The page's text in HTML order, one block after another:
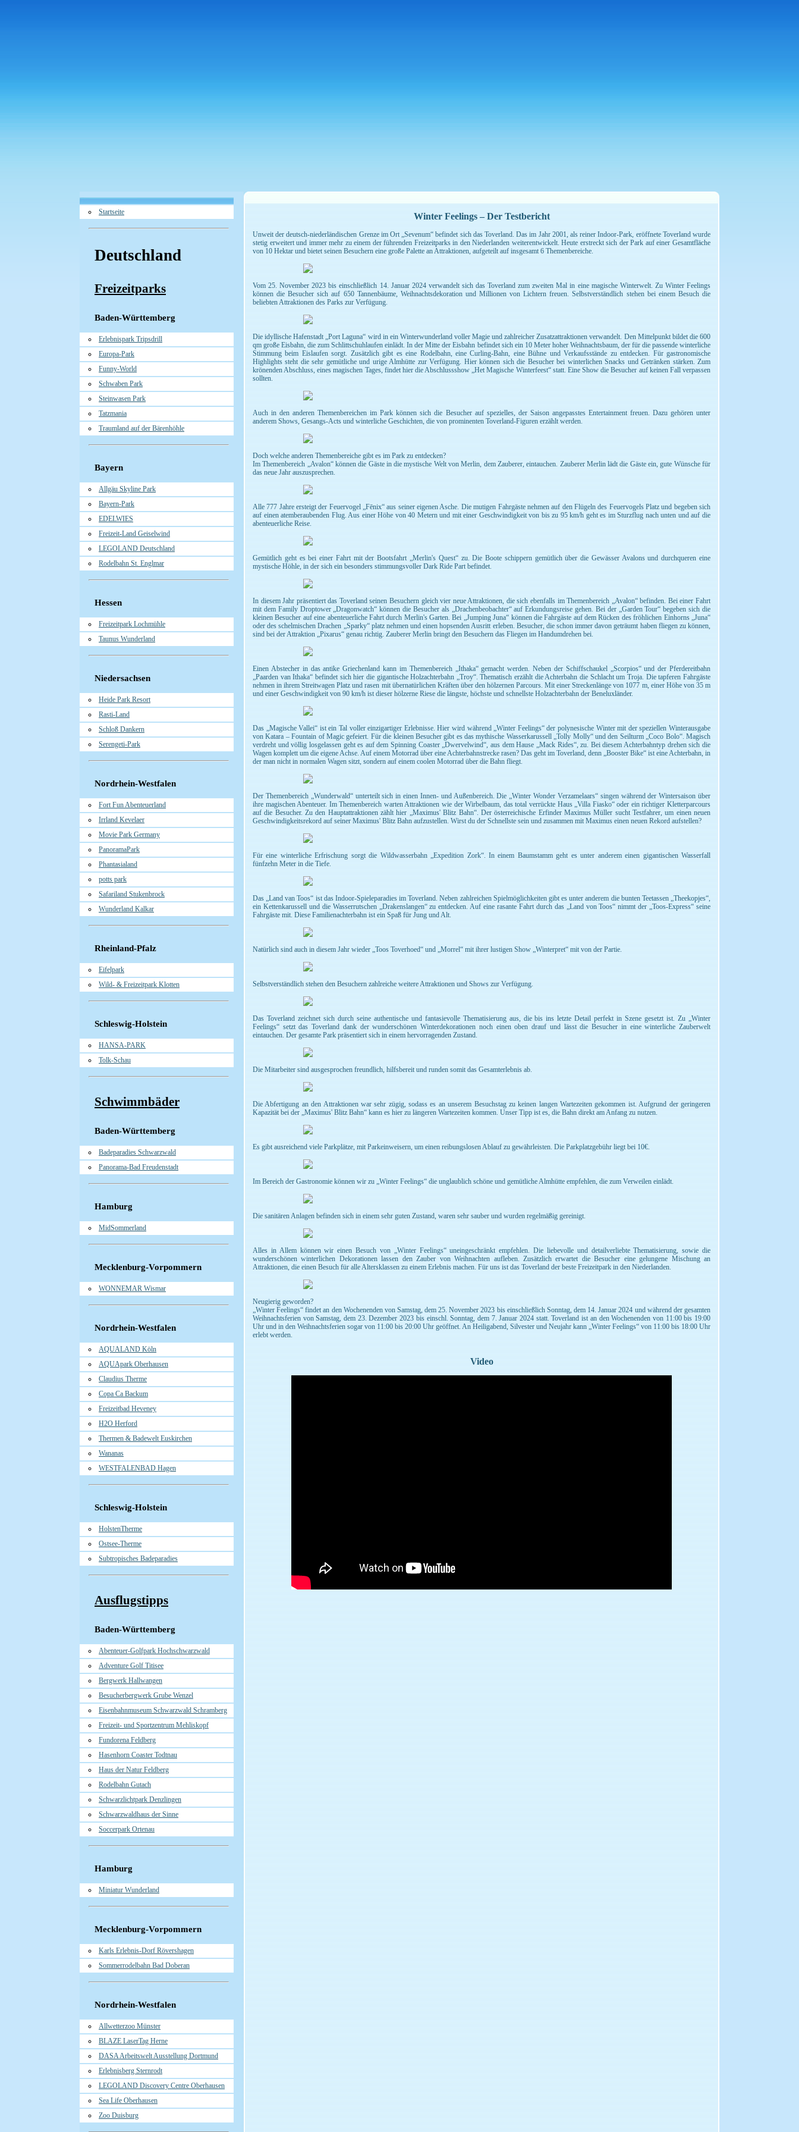
Startseite
Deutschland
Freizeitparks
Baden-Württemberg
Erlebnispark Tripsdrill
Europa-Park
Funny-World
Schwaben Park
Steinwasen Park
Tatzmania
Traumland auf der Bärenhöhle
Bayern
Allgäu Skyline Park
Bayern-Park
EDELWIES
Freizeit-Land Geiselwind
LEGOLAND Deutschland
Rodelbahn St. Englmar
Hessen
Freizeitpark Lochmühle
Taunus Wunderland
Niedersachsen
Heide Park Resort
Rasti-Land
Schloß Dankern
Serengeti-Park
Nordrhein-Westfalen
Fort Fun Abenteuerland
Irrland Kevelaer
Movie Park Germany
PanoramaPark
Phantasialand
potts park
Safariland Stukenbrock
Wunderland Kalkar
Rheinland-Pfalz
Eifelpark
Wild- & Freizeitpark Klotten
Schleswig-Holstein
HANSA-PARK
Tolk-Schau
Schwimmbäder
Baden-Württemberg
Badeparadies Schwarzwald
Panorama-Bad Freudenstadt
Hamburg
MidSommerland
Mecklenburg-Vorpommern
WONNEMAR Wismar
Nordrhein-Westfalen
AQUALAND Köln
AQUApark Oberhausen
Claudius Therme
Copa Ca Backum
Freizeitbad Heveney
H2O Herford
Thermen & Badewelt Euskirchen
Wananas
WESTFALENBAD Hagen
Schleswig-Holstein
HolstenTherme
Ostsee-Therme
Subtropisches Badeparadies
Ausflugstipps
Baden-Württemberg
Abenteuer-Golfpark Hochschwarzwald
Adventure Golf Titisee
Bergwerk Hallwangen
Besucherbergwerk Grube Wenzel
Eisenbahnmuseum Schwarzwald Schramberg
Freizeit- und Sportzentrum Mehliskopf
Fundorena Feldberg
Hasenhorn Coaster Todtnau
Haus der Natur Feldberg
Rodelbahn Gutach
Schwarzlichtpark Denzlingen
Schwarzwaldhaus der Sinne
Soccerpark Ortenau
Hamburg
Miniatur Wunderland
Mecklenburg-Vorpommern
Karls Erlebnis-Dorf Rövershagen
Sommerrodelbahn Bad Doberan
Nordrhein-Westfalen
Allwetterzoo Münster
BLAZE LaserTag Herne
DASA Arbeitswelt Ausstellung Dortmund
Erlebnisberg Sternrodt
LEGOLAND Discovery Centre Oberhausen
Sea Life Oberhausen
Zoo Duisburg
Winter Feelings – Der Testbericht
Unweit der deutsch-niederländischen Grenze im Ort „Sevenum“ befindet sich das Toverland. Das im Jahr 2001, als reiner Indoor-Park, eröffnete Toverland wurde
stetig erweitert und immer mehr zu einem der führenden Freizeitparks in den Niederlanden weiterentwickelt. Heute erstreckt sich der Park auf einer Gesamtfläche
von 10 Hektar und bietet seinen Besuchern eine große Palette an Attraktionen, aufgeteilt auf insgesamt 6 Themenbereiche.
Vom 25. November 2023 bis einschließlich 14. Januar 2024 verwandelt sich das Toverland zum zweiten Mal in eine magische Winterwelt. Zu Winter Feelings
können die Besucher sich auf 650 Tannenbäume, Weihnachtsdekoration und Millionen von Lichtern freuen. Selbstverständlich stehen bei einem Besuch die
beliebten Attraktionen des Parks zur Verfügung.
Die idyllische Hafenstadt „Port Laguna“ wird in ein Winterwunderland voller Magie und zahlreicher Zusatzattraktionen verwandelt. Den Mittelpunkt bildet die 600
qm große Eisbahn, die zum Schlittschuhlaufen einlädt. In der Mitte der Eisbahn befindet sich ein 10 Meter hoher Weihnachtsbaum, der für die passende winterliche
Stimmung beim Eislaufen sorgt. Zusätzlich gibt es eine Rodelbahn, eine Curling-Bahn, eine Bühne und Verkaufsstände zu entdecken. Für gastronomische
Highlights steht die sehr gemütliche und urige Almhütte zur Verfügung. Hier können sich die Besucher bei winterlichen Snacks und Getränken stärken. Zum
krönenden Abschluss, eines magischen Tages, findet hier die Abschlussshow „Het Magische Winterfeest“ statt. Eine Show die Besucher auf keinen Fall verpassen
sollten.
Auch in den anderen Themenbereichen im Park können sich die Besucher auf spezielles, der Saison angepasstes Entertainment freuen. Dazu gehören unter
anderem Shows, Gesangs-Acts und winterliche Geschichten, die von prominenten Toverland-Figuren erzählt werden.
Doch welche anderen Themenbereiche gibt es im Park zu entdecken?
Im Themenbereich „Avalon“ können die Gäste in die mystische Welt von Merlin, dem Zauberer, eintauchen. Zauberer Merlin lädt die Gäste ein, gute Wünsche für
das neue Jahr auszusprechen.
Alle 777 Jahre ersteigt der Feuervogel „Fēnix“ aus seiner eigenen Asche. Die mutigen Fahrgäste nehmen auf den Flügeln des Feuervogels Platz und begeben sich
auf einen atemberaubenden Flug. Aus einer Höhe von 40 Metern und mit einer Geschwindigkeit von bis zu 95 km/h geht es im Sturzflug nach unten und auf die
abenteuerliche Reise.
Gemütlich geht es bei einer Fahrt mit der Bootsfahrt „Merlin's Quest“ zu. Die Boote schippern gemütlich über die Gewässer Avalons und durchqueren eine
mystische Höhle, in der sich ein besonders stimmungsvoller Dark Ride Part befindet.
In diesem Jahr präsentiert das Toverland seinen Besuchern gleich vier neue Attraktionen, die sich ebenfalls im Themenbereich „Avalon“ befinden. Bei einer Fahrt
mit dem Family Droptower „Dragonwatch“ können die Besucher als „Drachenbeobachter“ auf Erkundungsreise gehen. Bei der „Garden Tour“ begeben sich die
kleinen Besucher auf eine abenteuerliche Fahrt durch Merlin's Garten. Bei „Jumping Juna“ können die Fahrgäste auf dem Rücken des fröhlichen Einhorns „Juna“
oder des schelmischen Drachen „Sparky“ platz nehmen und einen hopsenden Ausritt erleben. Besucher, die schon immer davon geträumt haben fliegen zu können,
sind bei der Attraktion „Pixarus“ genau richtig. Zauberer Merlin bringt den Besuchern das Fliegen im Handumdrehen bei.
Einen Abstecher in das antike Griechenland kann im Themenbereich „Ithaka“ gemacht werden. Neben der Schiffschaukel „Scorpios“ und der Pferdereitbahn
„Paarden van Ithaka“ befindet sich hier die gigantische Holzachterbahn „Troy“. Thematisch erzählt die Achterbahn die Schlacht um Troja. Die tapferen Fahrgäste
nehmen in ihrem Streitwagen Platz und rasen mit übernatürlichen Kräften über den hölzernen Parcours. Mit einer Streckenlänge von 1077 m, einer Höhe von 35 m
und einer Geschwindigkeit von 90 km/h ist dieser hölzerne Riese die längste, höchste und schnellste Holzachterbahn der Beneluxländer.
Das „Magische Vallei“ ist ein Tal voller einzigartiger Erlebnisse. Hier wird während „Winter Feelings“ der polynesische Winter mit der speziellen Winterausgabe
von Katara – Fountain of Magic gefeiert. Für die kleinen Besucher gibt es das mythische Wasserkarussell „Tolly Molly“ und den Seilturm „Coco Bolo“. Magisch
verdreht und völlig losgelassen geht es auf dem Spinning Coaster „Dwervelwind“, aus dem Hause „Mack Rides“, zu. Bei diesem Achterbahntyp drehen sich die
Wagen komplett um die eigene Achse. Auf einem Motorrad über eine Achterbahnstrecke rasen? Das geht im Toverland, denn „Booster Bike“ ist eine Achterbahn, in
der man nicht in normalen Wagen sitzt, sondern auf einem coolen Motorrad über die Bahn fliegt.
Der Themenbereich „Wunderwald“ unterteilt sich in einen Innen- und Außenbereich. Die „Winter Wonder Verzamelaars“ singen während der Wintersaison über
ihre magischen Abenteuer. Im Themenbereich warten Attraktionen wie der Wirbelbaum, das total verrückte Haus „Villa Fiasko“ oder ein richtiger Kletterparcours
auf die Besucher. Zu den Hauptattraktionen zählt hier „Maximus' Blitz Bahn“. Der österreichische Erfinder Maximus Müller sucht Testfahrer, um einen neuen
Geschwindigkeitsrekord auf seiner Maximus' Blitz Bahn aufzustellen. Wirst du der Schnellste sein und zusammen mit Maximus einen neuen Rekord aufstellen?
Für eine winterliche Erfrischung sorgt die Wildwasserbahn „Expedition Zork“. In einem Baumstamm geht es unter anderem einen gigantischen Wasserfall
fünfzehn Meter in die Tiefe.
Das „Land van Toos“ ist das Indoor-Spieleparadies im Toverland. Neben zahlreichen Spielmöglichkeiten gibt es unter anderem die bunten Teetassen „Theekopjes“,
ein Kettenkarussell und die Wasserrutschen „Drakenslangen“ zu entdecken. Auf eine rasante Fahrt durch das „Land von Toos“ nimmt der „Toos-Express“ seine
Fahrgäste mit. Diese Familienachterbahn ist ein Spaß für Jung und Alt.
Natürlich sind auch in diesem Jahr wieder „Toos Toverhoed“ und „Morrel“ mit ihrer lustigen Show „Winterpret“ mit von der Partie.
Selbstverständlich stehen den Besuchern zahlreiche weitere Attraktionen und Shows zur Verfügung.
Das Toverland zeichnet sich durch seine authentische und fantasievolle Thematisierung aus, die bis ins letzte Detail perfekt in Szene gesetzt ist. Zu „Winter
Feelings“ setzt das Toverland dank der wunderschönen Winterdekorationen noch einen oben drauf und lässt die Besucher in eine winterliche Zauberwelt
eintauchen. Der gesamte Park präsentiert sich in einem hervorragenden Zustand.
Die Mitarbeiter sind ausgesprochen freundlich, hilfsbereit und runden somit das Gesamterlebnis ab.
Die Abfertigung an den Attraktionen war sehr zügig, sodass es an unserem Besuchstag zu keinen langen Wartezeiten gekommen ist. Aufgrund der geringeren
Kapazität bei der „Maximus' Blitz Bahn“ kann es hier zu längeren Wartezeiten kommen. Unser Tipp ist es, die Bahn direkt am Anfang zu nutzen.
Es gibt ausreichend viele Parkplätze, mit Parkeinweisern, um einen reibungslosen Ablauf zu gewährleisten. Die Parkplatzgebühr liegt bei 10€.
Im Bereich der Gastronomie können wir zu „Winter Feelings“ die unglaublich schöne und gemütliche Almhütte empfehlen, die zum Verweilen einlädt.
Die sanitären Anlagen befinden sich in einem sehr guten Zustand, waren sehr sauber und wurden regelmäßig gereinigt.
Alles in Allem können wir einen Besuch von „Winter Feelings“ uneingeschränkt empfehlen. Die liebevolle und detailverliebte Thematisierung, sowie die
wunderschönen winterlichen Dekorationen lassen den Zauber von Weihnachten aufleben. Zusätzlich erwartet die Besucher eine gelungene Mischung an
Attraktionen, die einen Besuch für alle Altersklassen zu einem Erlebnis machen. Für uns ist das Toverland der beste Freizeitpark in den Niederlanden.
Neugierig geworden?
„Winter Feelings“ findet an den Wochenenden von Samstag, dem 25. November 2023 bis einschließlich Sonntag, dem 14. Januar 2024 und während der gesamten
Weihnachtsferien von Samstag, dem 23. Dezember 2023 bis einschl. Sonntag, dem 7. Januar 2024 statt. Toverland ist an den Wochenenden von 11:00 bis 19:00
Uhr und in den Weihnachtsferien sogar von 11:00 bis 20:00 Uhr geöffnet. An Heiligabend, Silvester und Neujahr kann „Winter Feelings“ von 11:00 bis 18:00 Uhr
erlebt werden.
Video